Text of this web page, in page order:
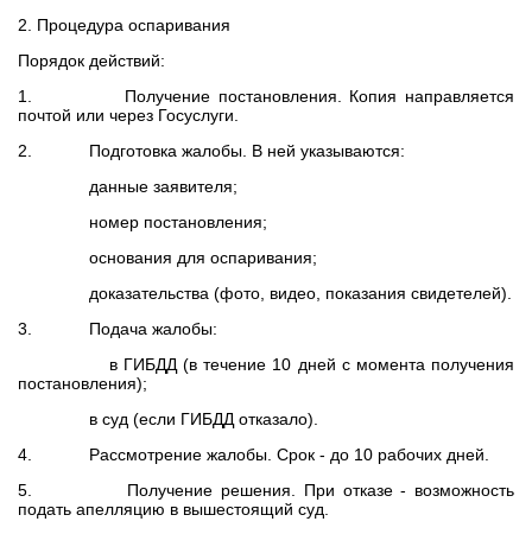
2. Процедура оспаривания
Порядок действий:
1. Получение постановления. Копия направляется
почтой или через Госуслуги.
2. Подготовка жалобы. В ней указываются:
данные заявителя;
номер постановления;
основания для оспаривания;
доказательства (фото, видео, показания свидетелей).
3. Подача жалобы:
в ГИБДД (в течение 10 дней с момента получения
постановления);
в суд (если ГИБДД отказало).
4. Рассмотрение жалобы. Срок - до 10 рабочих дней.
5. Получение решения. При отказе - возможность
подать апелляцию в вышестоящий суд.